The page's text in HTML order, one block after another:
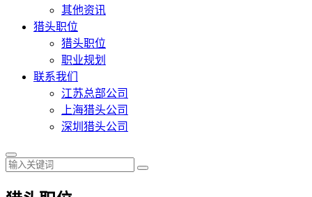
其他资讯
猎头职位
猎头职位
职业规划
联系我们
江苏总部公司
上海猎头公司
深圳猎头公司